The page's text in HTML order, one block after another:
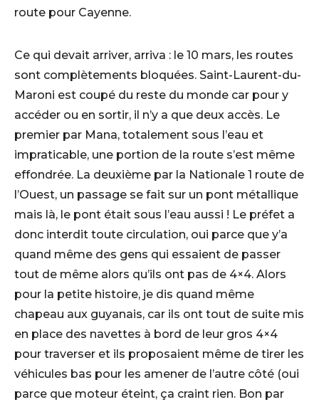
route pour Cayenne.
Ce qui devait arriver, arriva : le 10 mars, les routes
sont complètements bloquées. Saint-Laurent-du-
Maroni est coupé du reste du monde car pour y
accéder ou en sortir, il n’y a que deux accès. Le
premier par Mana, totalement sous l’eau et
impraticable, une portion de la route s’est même
effondrée. La deuxième par la Nationale 1 route de
l’Ouest, un passage se fait sur un pont métallique
mais là, le pont était sous l’eau aussi ! Le préfet a
donc interdit toute circulation, oui parce que y’a
quand même des gens qui essaient de passer
tout de même alors qu’ils ont pas de 4×4. Alors
pour la petite histoire, je dis quand même
chapeau aux guyanais, car ils ont tout de suite mis
en place des navettes à bord de leur gros 4×4
pour traverser et ils proposaient même de tirer les
véhicules bas pour les amener de l’autre côté (oui
parce que moteur éteint, ça craint rien. Bon par